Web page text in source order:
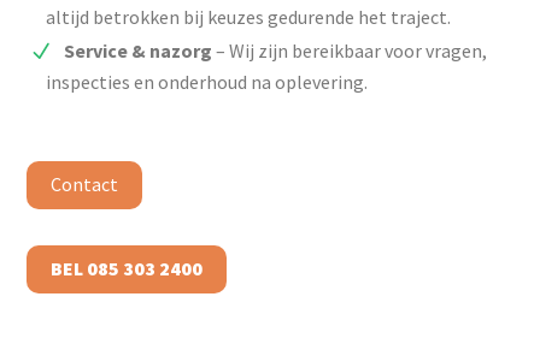
altijd betrokken bij keuzes gedurende het traject.
Service & nazorg – Wij zijn bereikbaar voor vragen,
inspecties en onderhoud na oplevering.
Contact
BEL 085 303 2400